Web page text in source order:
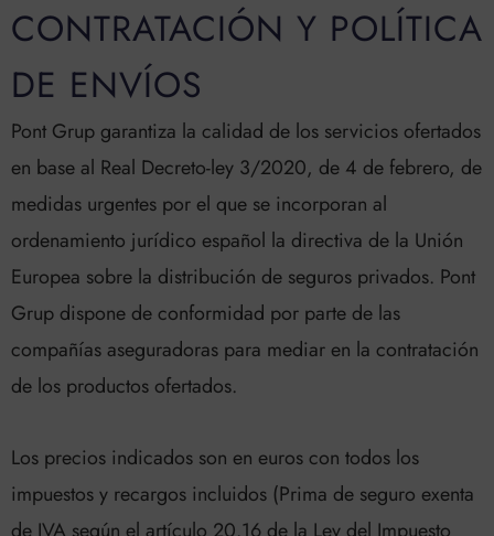
CONTRATACIÓN Y POLÍTICA
DE ENVÍOS
Pont Grup garantiza la calidad de los servicios ofertados
en base al Real Decreto-ley 3/2020, de 4 de febrero, de
medidas urgentes por el que se incorporan al
ordenamiento jurídico español la directiva de la Unión
Europea sobre la distribución de seguros privados. Pont
Grup dispone de conformidad por parte de las
compañías aseguradoras para mediar en la contratación
de los productos ofertados.
Los precios indicados son en euros con todos los
impuestos y recargos incluidos (Prima de seguro exenta
de IVA según el artículo 20.16 de la Ley del Impuesto